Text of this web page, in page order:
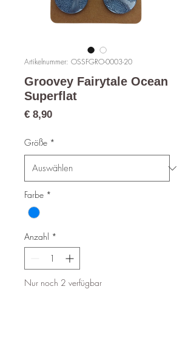
Artikelnummer: OSSFGRO-0003-20
Groovey Fairytale Ocean
Superflat
€ 8,90Preis
Größe *
Farbe *
Anzahl *
Nur noch 2 verfügbar